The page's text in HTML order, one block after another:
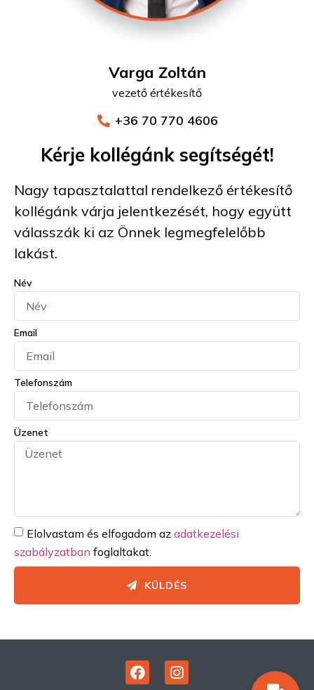
Varga Zoltán
vezető értékesítő
+36 70 770 4606
Kérje kollégánk segítségét!
Nagy tapasztalattal rendelkező értékesítő
kollégánk várja jelentkezését, hogy együtt
válasszák ki az Önnek legmegfelelőbb
lakást.
Név
Email
Telefonszám
Üzenet
Elolvastam és elfogadom az adatkezelési
szabályzatban foglaltakat.
KÜLDÉS